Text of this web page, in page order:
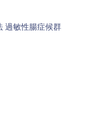
過敏性腸症候群